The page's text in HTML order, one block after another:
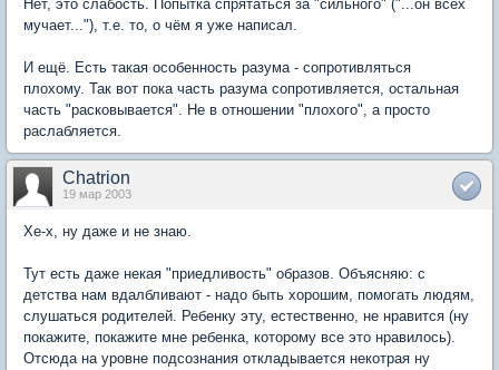
Нет, это слабость. Попытка спрятаться за "сильного" ("...он всех
мучает..."), т.е. то, о чём я уже написал.
И ещё. Есть такая особенность разума - сопротивляться
плохому. Так вот пока часть разума сопротивляется, остальная
часть "расковывается". Не в отношении "плохого", а просто
раслабляется.
Chatrion
19 мар 2003
Хе-х, ну даже и не знаю.
Тут есть даже некая "приедливость" образов. Объясняю: с
детства нам вдалбливают - надо быть хорошим, помогать людям,
слушаться родителей. Ребенку эту, естественно, не нравится (ну
покажите, покажите мне ребенка, которому все это нравилось).
Отсюда на уровне подсознания откладывается некотрая ну